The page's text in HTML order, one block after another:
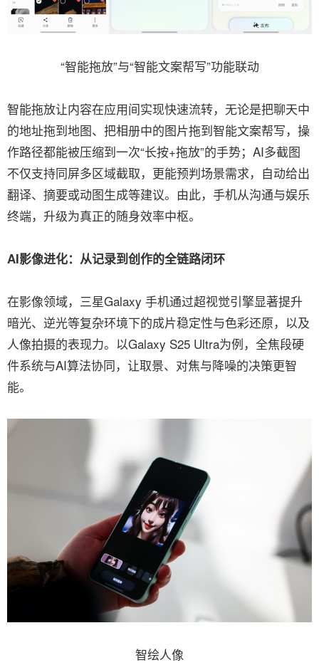
“智能拖放”与“智能文案帮写”功能联动
智能拖放让内容在应用间实现快速流转，无论是把聊天中
的地址拖到地图、把相册中的图片拖到智能文案帮写，操
作路径都能被压缩到一次“长按+拖放”的手势；AI多截图
不仅支持同屏多区域截取，更能预判场景需求，自动给出
翻译、摘要或动图生成等建议。由此，手机从沟通与娱乐
终端，升级为真正的随身效率中枢。
AI影像进化：从记录到创作的全链路闭环
在影像领域，三星Galaxy 手机通过超视觉引擎显著提升
暗光、逆光等复杂环境下的成片稳定性与色彩还原，以及
人像拍摄的表现力。以Galaxy S25 Ultra为例，全焦段硬
件系统与AI算法协同，让取景、对焦与降噪的决策更智
能。
智绘人像